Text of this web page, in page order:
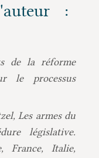
:
de la réforme
le processus
Les armes du
législative.
France, Italie,